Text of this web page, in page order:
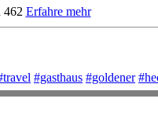
462 Erfahre mehr
#gasthaus #goldener